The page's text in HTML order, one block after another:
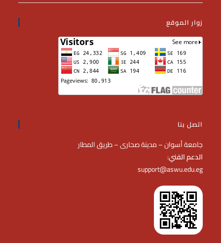
زوار الموقع
اتصل بنا
جامعة أسوان – مدينة صحارى – طريق المطار
:الدعم الفني
support@aswu.edu.eg